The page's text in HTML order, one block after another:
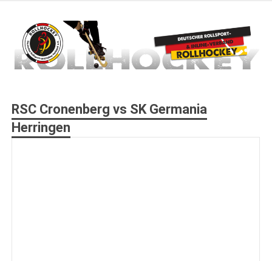
springen
RSC Cronenberg vs SK Germania
Herringen